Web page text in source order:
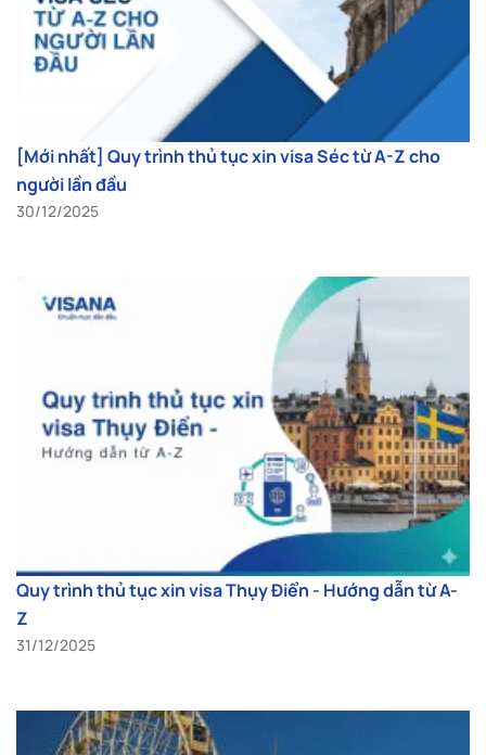
[Mới nhất] Quy trình thủ tục xin visa Séc từ A-Z cho
người lần đầu
30/12/2025
Quy trình thủ tục xin visa Thụy Điển - Hướng dẫn từ A-
Z
31/12/2025